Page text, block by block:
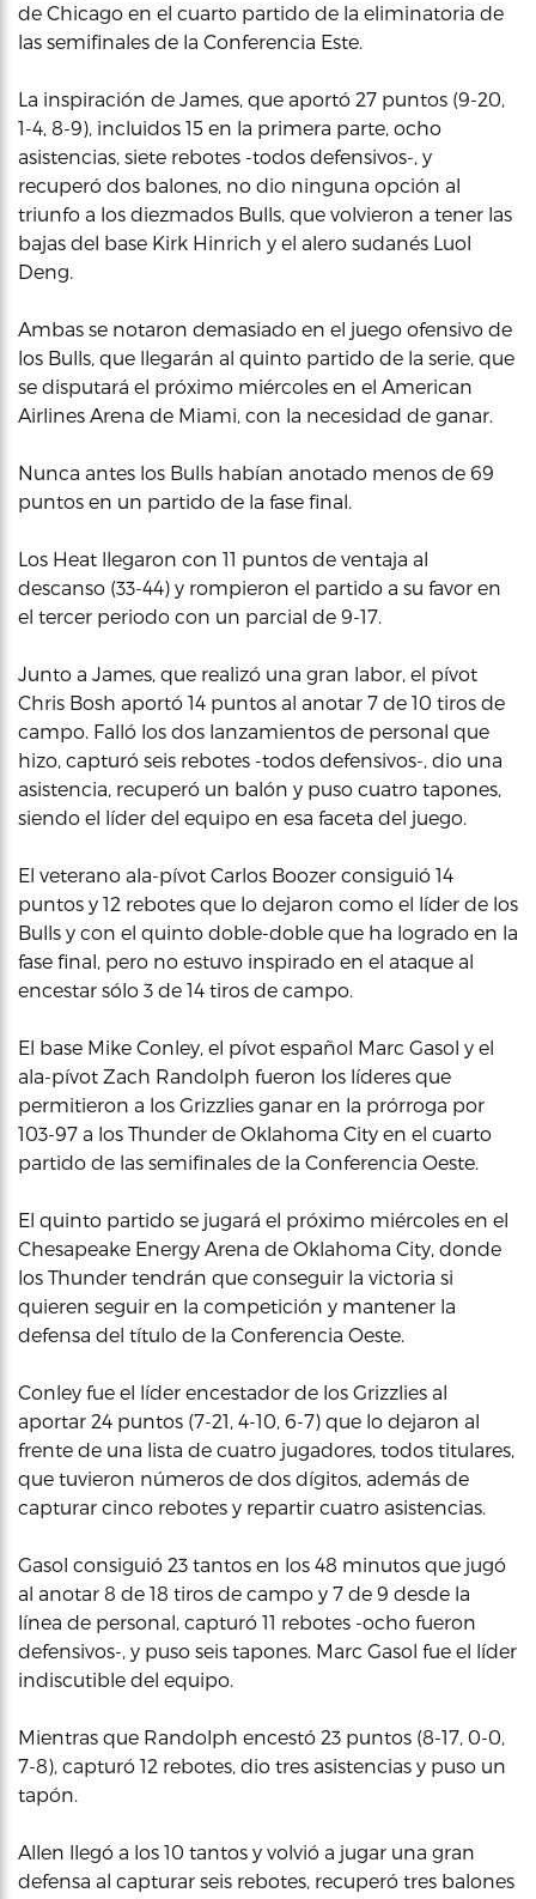
de Chicago en el cuarto partido de la eliminatoria de
las semifinales de la Conferencia Este.
La inspiración de James, que aportó 27 puntos (9-20,
1-4, 8-9), incluidos 15 en la primera parte, ocho
asistencias, siete rebotes -todos defensivos-, y
recuperó dos balones, no dio ninguna opción al
triunfo a los diezmados Bulls, que volvieron a tener las
bajas del base Kirk Hinrich y el alero sudanés Luol
Deng.
Ambas se notaron demasiado en el juego ofensivo de
los Bulls, que llegarán al quinto partido de la serie, que
se disputará el próximo miércoles en el American
Airlines Arena de Miami, con la necesidad de ganar.
Nunca antes los Bulls habían anotado menos de 69
puntos en un partido de la fase final.
Los Heat llegaron con 11 puntos de ventaja al
descanso (33-44) y rompieron el partido a su favor en
el tercer periodo con un parcial de 9-17.
Junto a James, que realizó una gran labor, el pívot
Chris Bosh aportó 14 puntos al anotar 7 de 10 tiros de
campo. Falló los dos lanzamientos de personal que
hizo, capturó seis rebotes -todos defensivos-, dio una
asistencia, recuperó un balón y puso cuatro tapones,
siendo el líder del equipo en esa faceta del juego.
El veterano ala-pívot Carlos Boozer consiguió 14
puntos y 12 rebotes que lo dejaron como el líder de los
Bulls y con el quinto doble-doble que ha logrado en la
fase final, pero no estuvo inspirado en el ataque al
encestar sólo 3 de 14 tiros de campo.
El base Mike Conley, el pívot español Marc Gasol y el
ala-pívot Zach Randolph fueron los líderes que
permitieron a los Grizzlies ganar en la prórroga por
103-97 a los Thunder de Oklahoma City en el cuarto
partido de las semifinales de la Conferencia Oeste.
El quinto partido se jugará el próximo miércoles en el
Chesapeake Energy Arena de Oklahoma City, donde
los Thunder tendrán que conseguir la victoria si
quieren seguir en la competición y mantener la
defensa del título de la Conferencia Oeste.
Conley fue el líder encestador de los Grizzlies al
aportar 24 puntos (7-21, 4-10, 6-7) que lo dejaron al
frente de una lista de cuatro jugadores, todos titulares,
que tuvieron números de dos dígitos, además de
capturar cinco rebotes y repartir cuatro asistencias.
Gasol consiguió 23 tantos en los 48 minutos que jugó
al anotar 8 de 18 tiros de campo y 7 de 9 desde la
línea de personal, capturó 11 rebotes -ocho fueron
defensivos-, y puso seis tapones. Marc Gasol fue el líder
indiscutible del equipo.
Mientras que Randolph encestó 23 puntos (8-17, 0-0,
7-8), capturó 12 rebotes, dio tres asistencias y puso un
tapón.
Allen llegó a los 10 tantos y volvió a jugar una gran
defensa al capturar seis rebotes, recuperó tres balones